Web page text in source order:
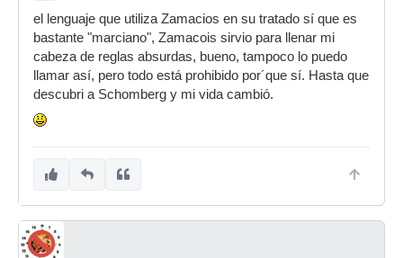
el lenguaje que utiliza Zamacios en su tratado sí que es
bastante "marciano", Zamacois sirvio para llenar mi
cabeza de reglas absurdas, bueno, tampoco lo puedo
llamar así, pero todo está prohibido por´que sí. Hasta que
descubri a Schomberg y mi vida cambió.